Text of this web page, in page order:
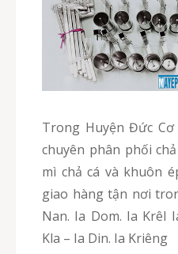
Trong Huyện Đức Cơ của Gia Lai, chúng tôi
chuyên phân phối
mì chả cá và khuôn
giao hàng tận nơi
Nan. Ia Dom. Ia Krêl
Kla – Ia Din. Ia Kriêng